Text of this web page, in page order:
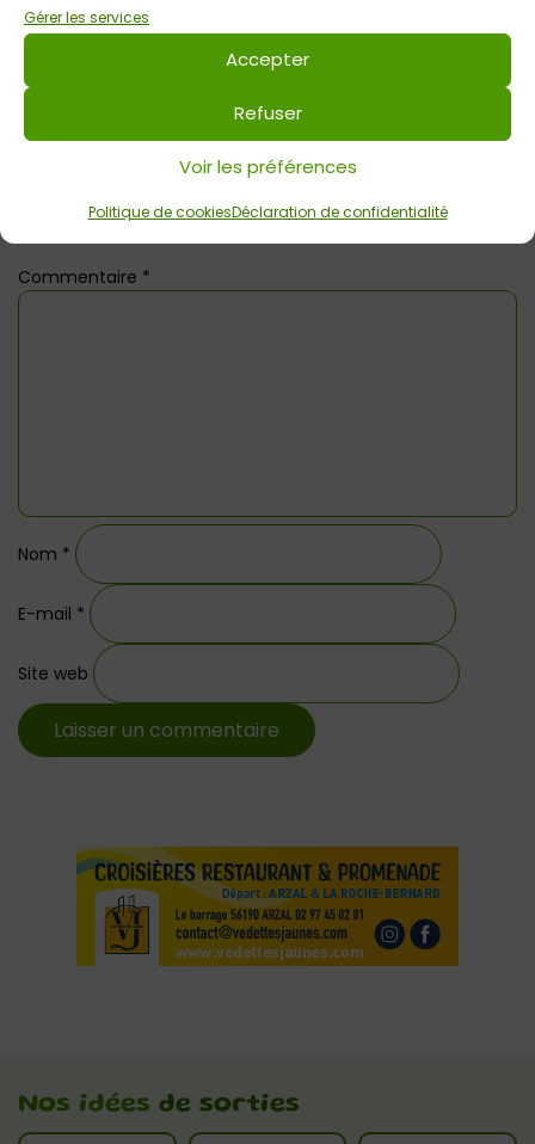
Gérer les services
Accepter
Refuser
Voir les préférences
Politique de cookiesDéclaration de confidentialité
Découverte sensorielle avec Petits
Pas
Commentaire *
Nom *
E-mail *
Site web
Nos idées de sorties